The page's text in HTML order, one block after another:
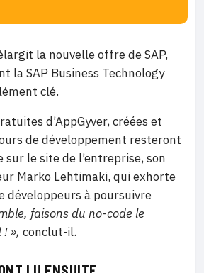
la nouvelle offre de SAP,
la SAP Business Technology
clé.
d’AppGyver, créées et
de développement resteront
sur le site de l’entreprise, son
Marko Lehtimaki, qui exhorte
développeurs à poursuivre
faisons du no-code le
», conclut-il.